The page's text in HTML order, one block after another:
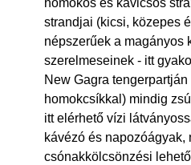
strandjai (kicsi, közepes
népszerűek a magányos
szerelmeseinek - itt
New Gagra
homokcsíkkal) mindig
itt elérhető vízi
kávézó és napozóágyak,
csónakkölcsönzési